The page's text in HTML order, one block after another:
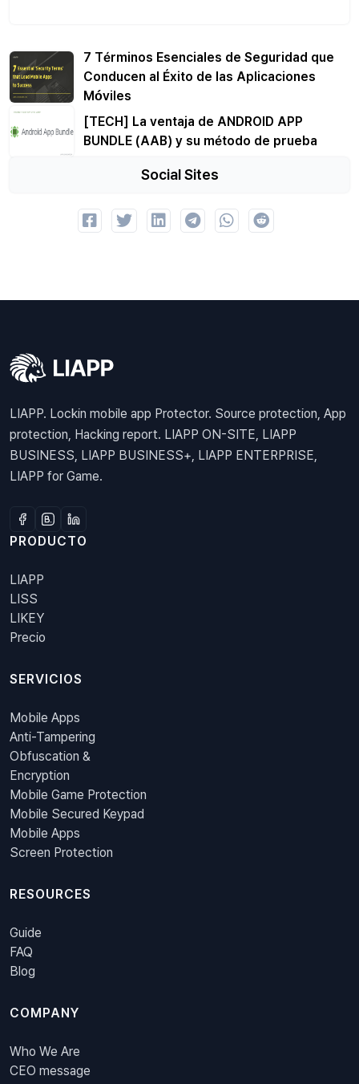
7 Términos Esenciales de Seguridad que
Conducen al Éxito de las Aplicaciones
Móviles
[TECH] La ventaja de ANDROID APP
BUNDLE (AAB) y su método de prueba
Social Sites
LIAPP. Lockin mobile app Protector. Source protection, App
protection, Hacking report. LIAPP ON-SITE, LIAPP
BUSINESS, LIAPP BUSINESS+, LIAPP ENTERPRISE,
LIAPP for Game.
PRODUCTO
LIAPP
LISS
LIKEY
Precio
SERVICIOS
Mobile Apps
Anti-Tampering
Obfuscation &
Encryption
Mobile Game Protection
Mobile Secured Keypad
Mobile Apps
Screen Protection
RESOURCES
Guide
FAQ
Blog
COMPANY
Who We Are
CEO message